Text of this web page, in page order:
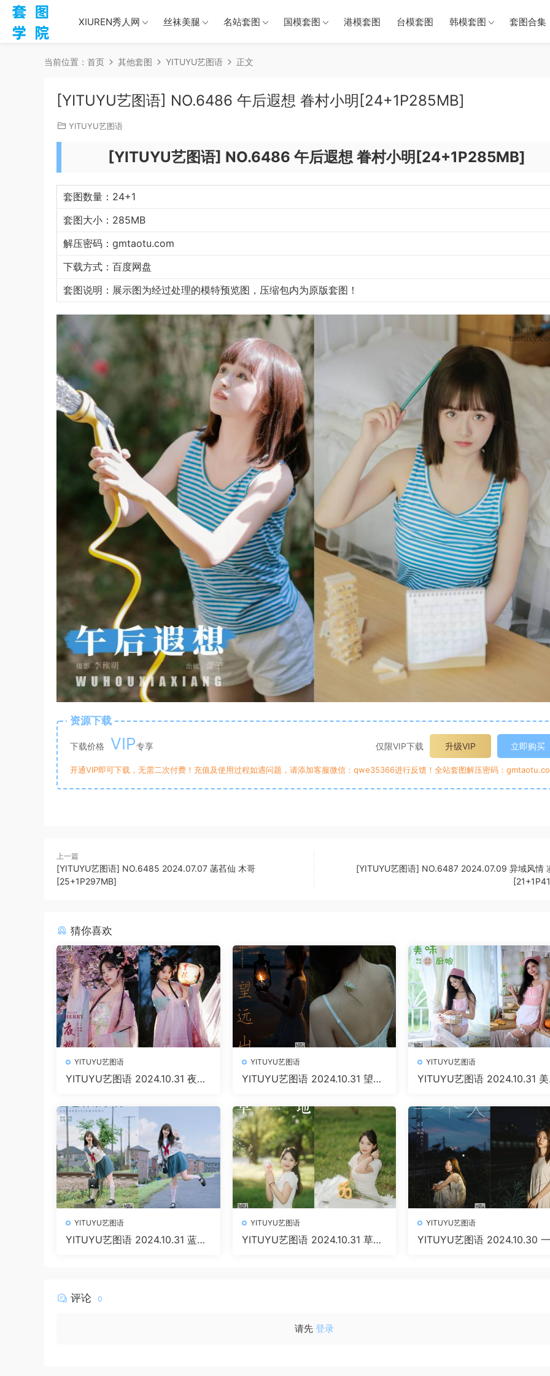
XIUREN秀人网 丝袜美腿 名站套图 国模套图 港模套图 台模套图 韩模套图 套图合集
当前位置： 首页 其他套图 YITUYU艺图语 正文
[YITUYU艺图语] NO.6486 午后遐想 眷村小明[24+1P285MB]
YITUYU艺图语
[YITUYU艺图语] NO.6486 午后遐想 眷村小明[24+1P285MB]
套图数量：24+1
套图大小：285MB
解压密码：gmtaotu.com
下载方式：百度网盘
套图说明：展示图为经过处理的模特预览图，压缩包内为原版套图！
资源下载
下载价格 VIP专享 仅限VIP下载 升级VIP 立即购买
开通VIP即可下载，无需二次付费！充值及使用过程如遇问题，请添加客服微信：qwe35366进行反馈！全站套图解压密码：
上一篇
[YITUYU艺图语] NO.6485 2024.07.07 菡萏仙 木哥
[25+1P297MB]
[YITUYU艺图语] NO.6487 2024.07.09 异域风情
猜你喜欢
YITUYU艺图语
YITUYU艺图语 2024.10.31 夜樱
YITUYU艺图语
YITUYU艺图语 2024.10.31 望远
YITUYU艺图语
YITUYU艺图语 2024.10.31
YITUYU艺图语
YITUYU艺图语 2024.10.31 蓝色
YITUYU艺图语
YITUYU艺图语 2024.10.31 草地
YITUYU艺图语
YITUYU艺图语 2024.10.30
评论 0
请先 登录